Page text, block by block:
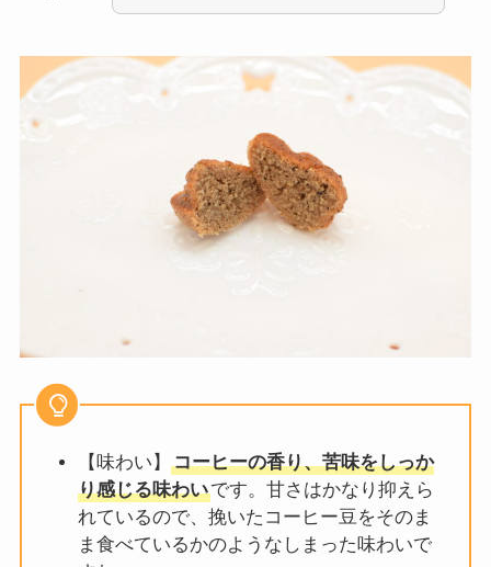
【味わい】
コーヒーの香り、苦味をしっか
り感じる味わいです。甘さはかなり抑えら
れているので、挽いたコーヒー豆をそのま
ま食べているかのようなしまった味わいで